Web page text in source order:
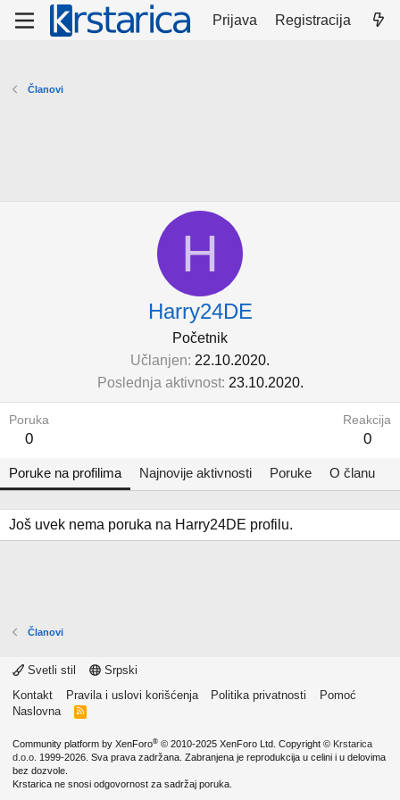
Prijava Registracija
Članovi
H
Harry24DE
Početnik
Učlanjen 22.10.2020.
Poslednja aktivnost 23.10.2020.
Poruka
0
Reakcija
0
Poruke na profilima Najnovije aktivnosti Poruke O članu
Još uvek nema poruka na Harry24DE profilu.
Članovi
Svetli stil
Srpski
Kontakt
Pravila i uslovi korišćenja Politika privatnosti
Pomoć
Naslovna
R
Community platform by XenForo® © 2010-2025 XenForo Ltd. Copyright © Krstarica
d.o.o. 1999-2026. Sva prava zadržana. Zabranjena je reprodukcija u celini i u delovima
bez dozvole.
Krstarica ne snosi odgovornost za sadržaj poruka.